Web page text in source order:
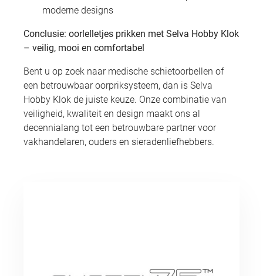
moderne designs
Conclusie: oorlelletjes prikken met Selva Hobby Klok
– veilig, mooi en comfortabel
Bent u op zoek naar medische schietoorbellen of
een betrouwbaar oorpriksysteem, dan is Selva
Hobby Klok de juiste keuze. Onze combinatie van
veiligheid, kwaliteit en design maakt ons al
decennialang tot een betrouwbare partner voor
vakhandelaren, ouders en sieradenliefhebbers.